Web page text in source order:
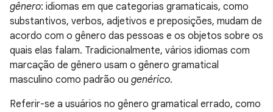
gênero: idiomas em que categorias gramaticais, como
substantivos, verbos, adjetivos e preposições, mudam de
acordo com o gênero das pessoas e os objetos sobre os
quais elas falam. Tradicionalmente, vários idiomas com
marcação de gênero usam o gênero gramatical
masculino como padrão ou genérico.
Referir-se a usuários no gênero gramatical errado, como